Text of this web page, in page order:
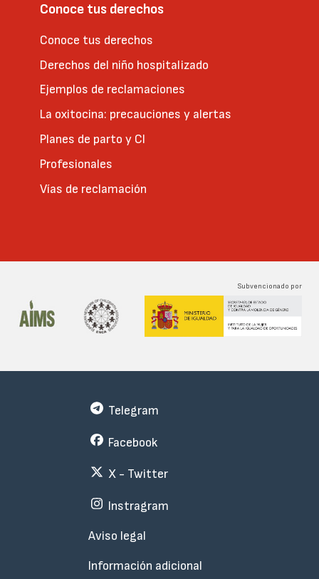
Conoce tus derechos
Conoce tus derechos
Derechos del niño hospitalizado
Ejemplos de reclamaciones
La oxitocina: precauciones y alertas
Planes de parto y CI
Profesionales
Vías de reclamación
Subvencionado por
Subfooter
Telegram
Facebook
X - Twitter
Instragram
Aviso legal
Información adicional